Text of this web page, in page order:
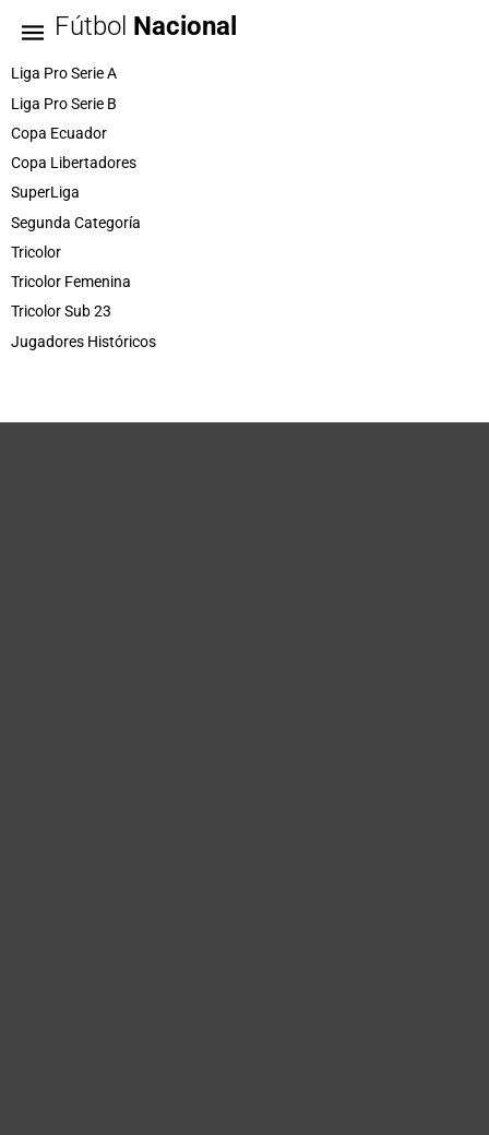
Fútbol Nacional
Liga Pro Serie A
Liga Pro Serie B
Copa Ecuador
Copa Libertadores
SuperLiga
Segunda Categoría
Tricolor
Tricolor Femenina
Tricolor Sub 23
Jugadores Históricos